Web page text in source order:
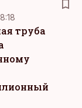
труба